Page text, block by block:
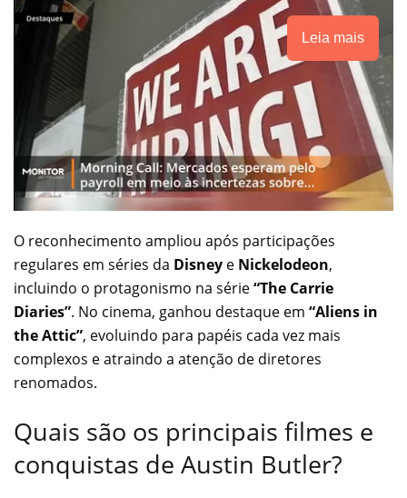
Leia mais
O reconhecimento ampliou após participações
regulares em séries da Disney e Nickelodeon,
incluindo o protagonismo na série“The Carrie
Diaries”. No cinema, ganhou destaque em “Aliens in
the Attic”, evoluindo para papéis cada vez mais
complexos e atraindo a atenção de diretores
renomados.
Quais são os principais filmes e
conquistas de Austin Butler?